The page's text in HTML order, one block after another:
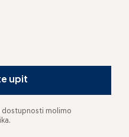
upit
molimo